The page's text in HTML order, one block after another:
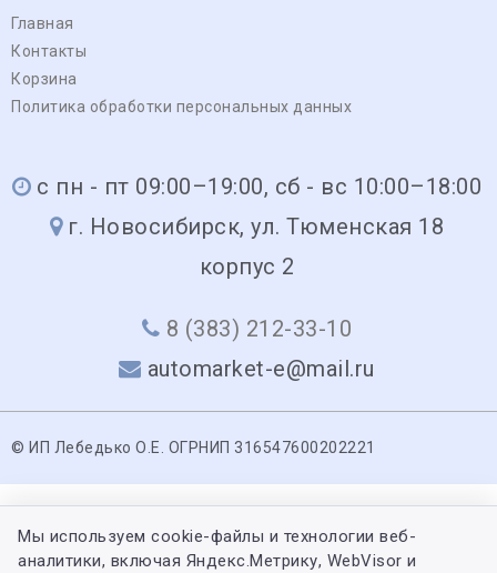
Главная
Контакты
Корзина
Политика обработки персональных данных
с пн - пт 09:00–19:00, сб - вс 10:00–18:00
г. Новосибирск, ул. Тюменская 18
корпус 2
8 (383) 212-33-10
automarket-e@mail.ru
© ИП Лебедько О.Е. ОГРНИП 316547600202221
Мы используем cookie-файлы и технологии веб-
аналитики, включая Яндекс.Метрику, WebVisor и